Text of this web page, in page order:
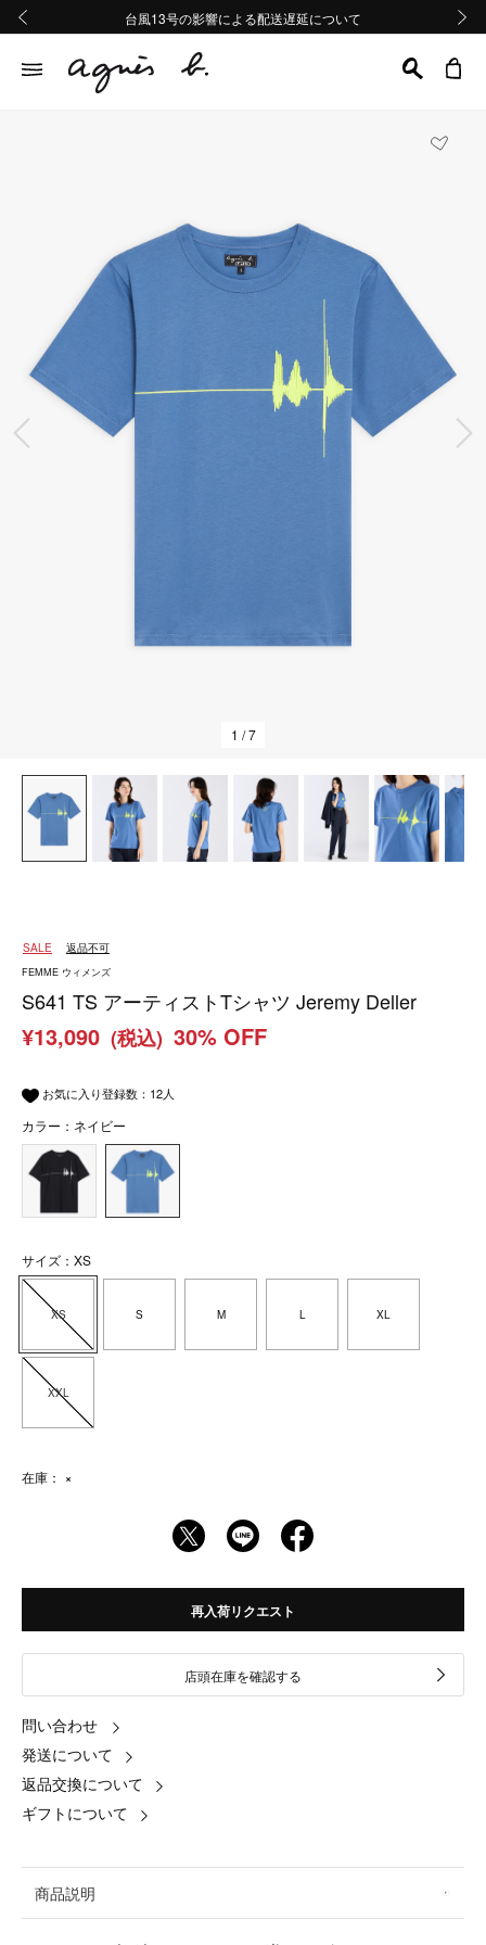
熊本地域地震の影響による配送遅延について
Summer Sale 2buy10%OFF!!
台風13号の影響による配送遅延について
熊本地域地震の影響による配送遅延について
Summer Sale 2buy10%OFF!!
前の画像
1 / 7
SALE 返品不可
FEMME ウィメンズ
S641 TS アーティストTシャツ Jeremy Deller
¥13,090 (税込) 30% OFF
お気に入り登録数： 12人
カラー：ネイビー
サイズ：XS
XS S M L XL
XXL
在庫： ×
再入荷リクエスト
店頭在庫を確認する
問い合わせ
発送について
返品交換について
ギフトについて
商品説明